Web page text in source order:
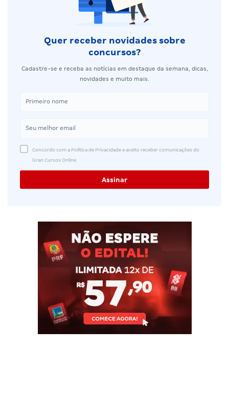
Quer receber novidades sobre
concursos?
Cadastre-se e receba as notícias em destaque da semana, dicas,
novidades e muito mais.
Concordo com a Política de Privacidade e aceito receber comunicações do
Gran Cursos Online.